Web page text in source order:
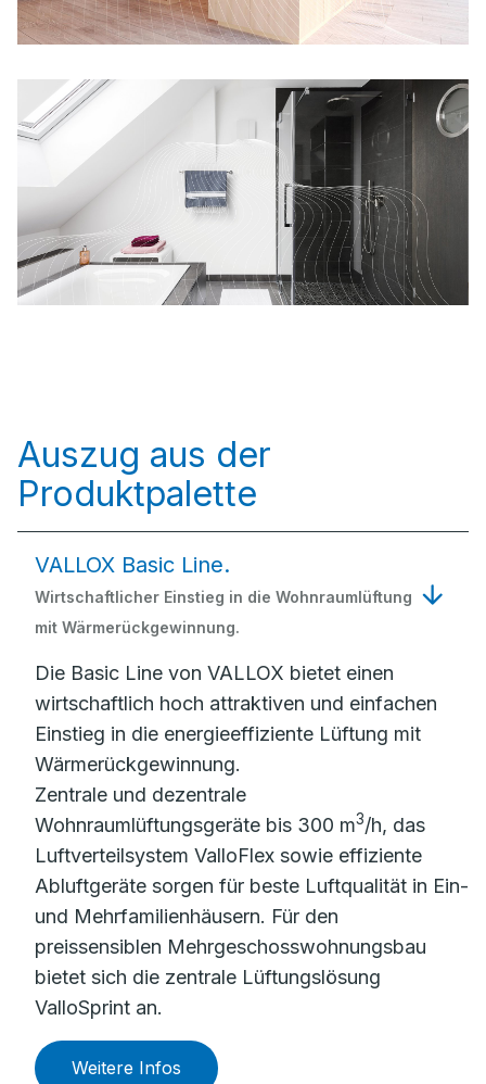
Auszug aus der
Produktpalette
VALLOX Basic Line.
Wirtschaftlicher Einstieg in die Wohnraumlüftung
mit Wärmerückgewinnung.
Die Basic Line von VALLOX bietet einen
wirtschaftlich hoch attraktiven und einfachen
Einstieg in die energieeffiziente Lüftung mit
Wärmerückgewinnung.
Zentrale und dezentrale
Wohnraumlüftungsgeräte bis 300 m3/h, das
Luftverteilsystem ValloFlex sowie effiziente
Abluftgeräte sorgen für beste Luftqualität in Ein-
und Mehrfamilienhäusern. Für den
preissensiblen Mehrgeschosswohnungsbau
bietet sich die zentrale Lüftungslösung
ValloSprint an.
Weitere Infos